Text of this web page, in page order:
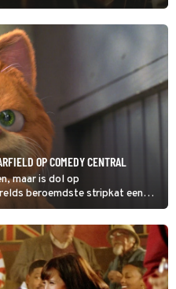
OP COMEDY CENTRAL
maar is dol op
beroemdste stripkat een